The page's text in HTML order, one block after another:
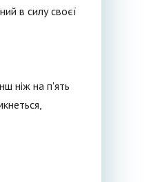
в силу своєї
ніж на п'ять